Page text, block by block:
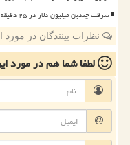
سرقت چندین میلیون دلار در ۲۵ دقیقه
نظرات بینندگان در
لطفا شما همدر مورد